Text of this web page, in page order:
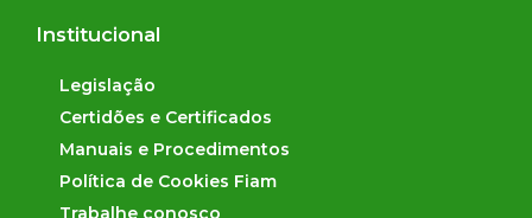
Institucional
Legislação
Certidões e Certificados
Manuais e Procedimentos
Política de Cookies Fiam
Trabalhe conosco